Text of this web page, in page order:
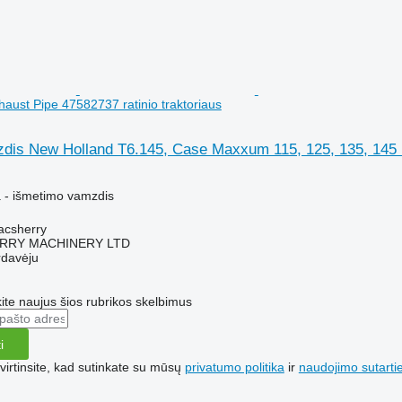
Pipe 47582737 ratinio traktoriaus
New Holland T6.145, Case Maxxum 115, 125, 135,
- išmetimo vamzdis
MACHINERY LTD
naujus šios rubrikos skelbimus
kad sutinkate su mūsų privatumo politika ir naudojimo